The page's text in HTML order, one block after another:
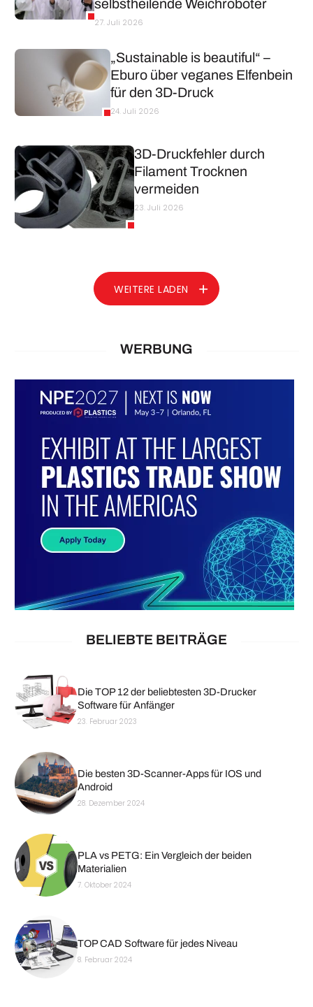
selbstheilende Weichroboter
27. Juli 2026
„Sustainable is beautiful“ –
Eburo über veganes Elfenbein
für den 3D-Druck
24. Juli 2026
3D-Druckfehler durch
Filament Trocknen
vermeiden
23. Juli 2026
WEITERE LADEN
WERBUNG
BELIEBTE BEITRÄGE
Die TOP 12 der beliebtesten 3D-Drucker
Software für Anfänger
23. Februar 2023
Die besten 3D-Scanner-Apps für IOS und
Android
28. Dezember 2024
PLA vs PETG: Ein Vergleich der beiden
Materialien
7. Oktober 2024
TOP CAD Software für jedes Niveau
8. Februar 2024